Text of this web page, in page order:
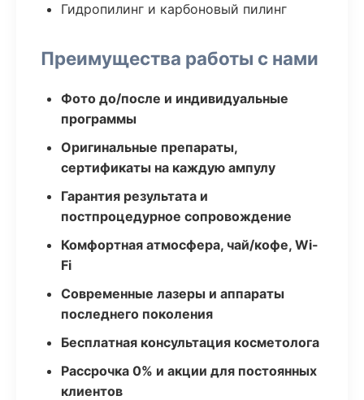
Гидропилинг и карбоновый пилинг
Преимущества работы с нами
Фото до/после и индивидуальные
программы
Оригинальные препараты,
сертификаты на каждую ампулу
Гарантия результата и
постпроцедурное сопровождение
Комфортная атмосфера, чай/кофе, Wi-
Fi
Современные лазеры и аппараты
последнего поколения
Бесплатная консультация косметолога
Рассрочка 0% и акции для постоянных
клиентов